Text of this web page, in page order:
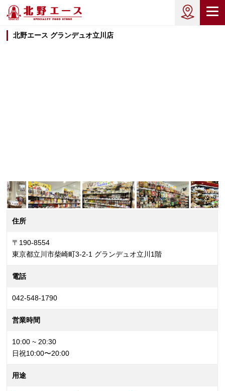
北野エース グランデュオ立川店
住所
〒190-8554
東京都立川市柴崎町3-2-1 グランデュオ立川1階
電話
042-548-1790
営業時間
10:00 ~ 20:30
日祝10:00〜20:00
用途